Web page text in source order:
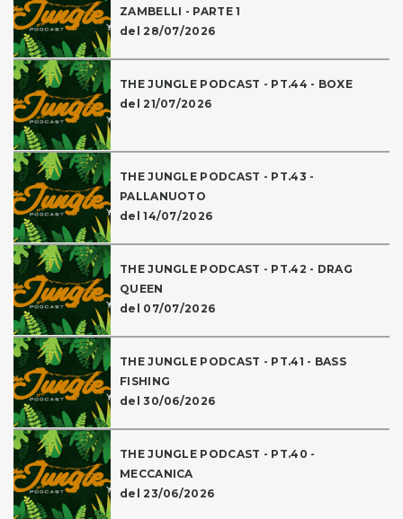
ZAMBELLI - PARTE 1
del 28/07/2026
THE JUNGLE PODCAST - PT.44 - BOXE
del 21/07/2026
THE JUNGLE PODCAST - PT.43 -
PALLANUOTO
del 14/07/2026
THE JUNGLE PODCAST - PT.42 - DRAG
QUEEN
del 07/07/2026
THE JUNGLE PODCAST - PT.41 - BASS
FISHING
del 30/06/2026
THE JUNGLE PODCAST - PT.40 -
MECCANICA
del 23/06/2026